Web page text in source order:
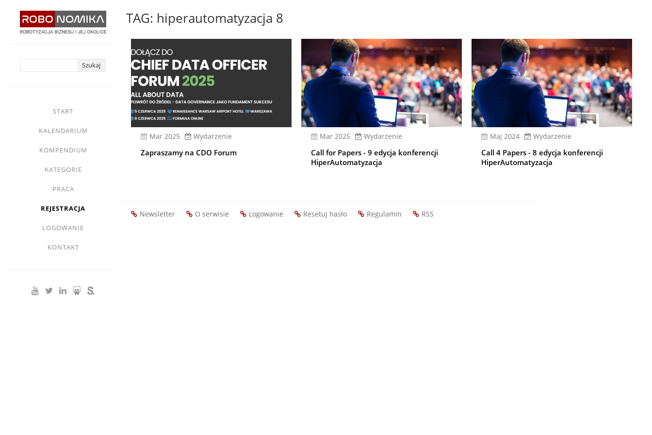
START
KALENDARIUM
KOMPENDIUM
KATEGORIE
PRACA
REJESTRACJA
LOGOWANIE
KONTAKT
TAG: hiperautomatyzacja 8
mar 2025 Wydarzenie
Zapraszamy na CDO Forum
mar 2025 Wydarzenie
Call for Papers - 9 edycja konferencji
HiperAutomatyzacja
Maj 2024 Wydarzenie
Call 4 Papers - 8 edycja konferencji
HiperAutomatyzacja
Newsletter O serwisie Logowanie Resetuj hasło Regulamin RSS